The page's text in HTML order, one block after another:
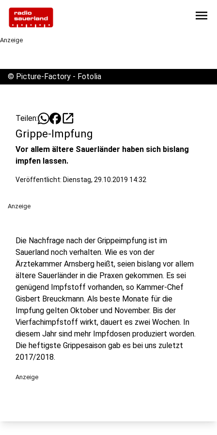
menu
Anzeige
© Picture-Factory - Fotolia
Teilen: open_in_new
Grippe-Impfung
Vor allem ältere Sauerländer haben sich bislang
impfen lassen.
Veröffentlicht: Dienstag, 29.10.2019 14:32
Anzeige
Die Nachfrage nach der Grippeimpfung ist im
Sauerland noch verhalten. Wie es von der
Ärztekammer Arnsberg heißt, seien bislang vor allem
ältere Sauerländer in die Praxen gekommen. Es sei
genügend Impfstoff vorhanden, so Kammer-Chef
Gisbert Breuckmann. Als beste Monate für die
Impfung gelten Oktober und November. Bis der
Vierfachimpfstoff wirkt, dauert es zwei Wochen. In
diesem Jahr sind mehr Impfdosen produziert worden.
Die heftigste Grippesaison gab es bei uns zuletzt
2017/2018.
Anzeige